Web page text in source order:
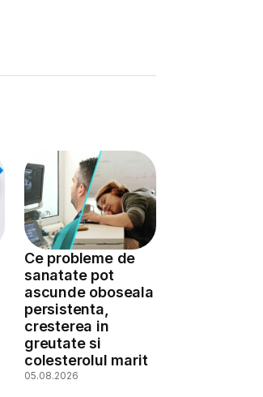
Ce probleme de
sanatate pot
ascunde oboseala
persistenta,
cresterea in
greutate si
colesterolul marit
05.08.2026